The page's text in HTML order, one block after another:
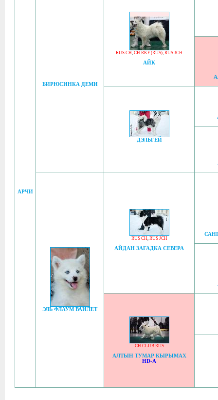
АРЧИ
БИРЮСИНКА ДЕМИ
RUS CH, CH RKF (RUS), RUS JCH
АЙК
ДЭЛЬГЕЙ
ЭЛЬ ФЛАУМ ВАЙЛЕТ
RUS CH, RUS JCH
АЙДАН ЗАГАДКА СЕВЕРА
CH CLUB RUS
АЛТЫН ТУМАР КЫРЫМАХ
HD-A